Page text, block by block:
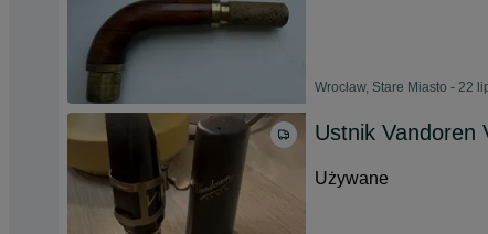
Wrocław, Stare Miasto - 22
Ustnik Vandoren
Używane